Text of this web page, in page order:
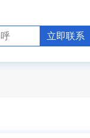
川贺先生成功提交需求
东甘先生成功提交需求
东古先生成功提交需求
立即联系